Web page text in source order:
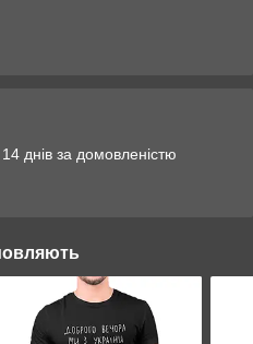
днів за домовленістю